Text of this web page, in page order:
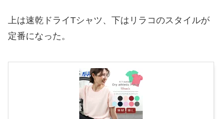
上は速乾ドライTシャツ、下はリラコのスタイルが
定番になった。